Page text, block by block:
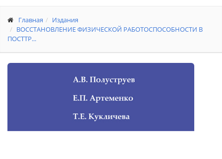
Главная
Издания
ВОССТАНОВЛЕНИЕ ФИЗИЧЕСКОЙ РАБОТОСПОСОБНОСТИ В
ПОСТТР...